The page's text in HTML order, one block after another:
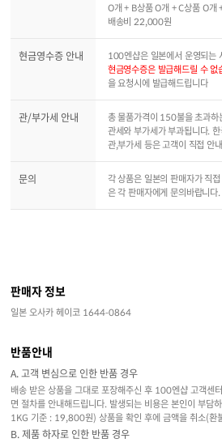
O개 + B상품 O개 + C상품 O개
배송비 22,000원
현금영수증 안내 100엔샵은 일본에서 운영되는
현금영수증은 발급해드릴 수 없
을 요청시에 발급해드립니다
관/부가세 안내
총 물품가격이 150불을 초과하
관세와 부가세가 부과됩니다.
관,부가세 등은 고객이 직접 안
문의
각 상품은 일본의 판매자가 직
은 각 판매자에게 문의바랍니다.
판매자 정보
일본 오사카 헤이코 1644-0864
반품안내
A. 고객 변심으로 인한 반품 경우
배송 받은 상품을 그대로 포장해주신 후 100엔샵 고객센
면 절차를 안내해드립니다. 발생되는 비용은 본인이 부담
1KG 기준 : 19,800원) 상품을 확인 후에 금액을 취소(환
B. 제품 하자로 인한 반품 경우